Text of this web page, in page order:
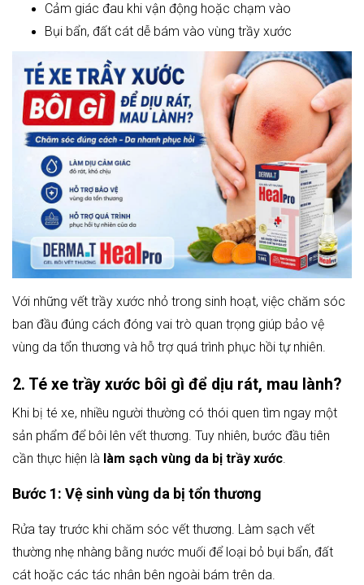
Cảm giác đau khi vận động hoặc chạm vào
Bụi bẩn, đất cát dễ bám vào vùng trầy xước
Với những vết trầy xước nhỏ trong sinh hoạt, việc chăm sóc
ban đầu đúng cách đóng vai trò quan trọng giúp bảo vệ
vùng da tổn thương và hỗ trợ quá trình phục hồi tự nhiên.
2. Té xe trầy xước bôi gì để dịu rát, mau lành?
Khi bị té xe, nhiều người thường có thói quen tìm ngay một
sản phẩm để bôi lên vết thương. Tuy nhiên, bước đầu tiên
cần thực hiện là làm sạch vùng da bị trầy xước
Bước 1: Vệ sinh vùng da bị tổn thương
Rửa tay trước khi chăm sóc vết thương. Làm sạch vết
thường nhẹ nhàng bằng nước muối để loại bỏ bụi bẩn, đất
cát hoặc các tác nhân bên ngoài bám trên da.